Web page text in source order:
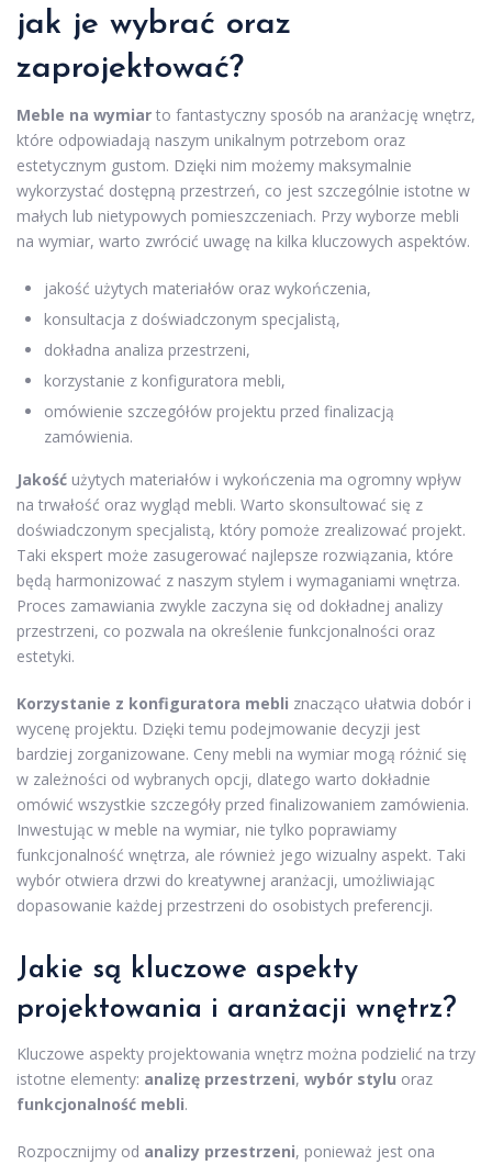
jak je wybrać oraz
zaprojektować?
Meble na wymiar to fantastyczny sposób na aranżację wnętrz,
które odpowiadają naszym unikalnym potrzebom oraz
estetycznym gustom. Dzięki nim możemy maksymalnie
wykorzystać dostępną przestrzeń, co jest szczególnie istotne w
małych lub nietypowych pomieszczeniach. Przy wyborze mebli
na wymiar, warto zwrócić uwagę na kilka kluczowych aspektów.
jakość użytych materiałów oraz wykończenia,
konsultacja z doświadczonym specjalistą,
dokładna analiza przestrzeni,
korzystanie z konfiguratora mebli,
omówienie szczegółów projektu przed finalizacją
zamówienia.
Jakość użytych materiałów i wykończenia ma ogromny wpływ
na trwałość oraz wygląd mebli. Warto skonsultować się z
doświadczonym specjalistą, który pomoże zrealizować projekt.
Taki ekspert może zasugerować najlepsze rozwiązania, które
będą harmonizować z naszym stylem i wymaganiami wnętrza.
Proces zamawiania zwykle zaczyna się od dokładnej analizy
przestrzeni, co pozwala na określenie funkcjonalności oraz
estetyki.
Korzystanie z konfiguratora mebli znacząco ułatwia dobór i
wycenę projektu. Dzięki temu podejmowanie decyzji jest
bardziej zorganizowane. Ceny mebli na wymiar mogą różnić się
w zależności od wybranych opcji, dlatego warto dokładnie
omówić wszystkie szczegóły przed finalizowaniem zamówienia.
Inwestując w meble na wymiar, nie tylko poprawiamy
funkcjonalność wnętrza, ale również jego wizualny aspekt. Taki
wybór otwiera drzwi do kreatywnej aranżacji, umożliwiając
dopasowanie każdej przestrzeni do osobistych preferencji.
Jakie są kluczowe aspekty
projektowania i aranżacji wnętrz?
Kluczowe aspekty projektowania wnętrz można podzielić na trzy
istotne elementy: analizę przestrzeni, wybór stylu oraz
funkcjonalność mebli.
Rozpocznijmy od analizy przestrzeni, ponieważ jest ona